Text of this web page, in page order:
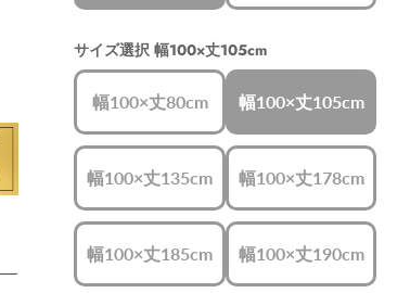
サイズ選択幅100×丈105cm
幅100×丈80cm 幅100×丈105cm
幅100×丈135cm 幅100×丈178cm
幅100×丈185cm 幅100×丈190cm